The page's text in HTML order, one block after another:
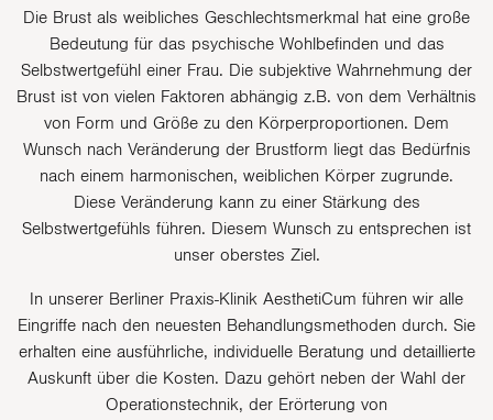
Die Brust als weibliches Geschlechtsmerkmal hat eine große
Bedeutung für das psychische Wohlbefinden und das
Selbstwertgefühl einer Frau. Die subjektive Wahrnehmung der
Brust ist von vielen Faktoren abhängig z.B. von dem Verhältnis
von Form und Größe zu den Körperproportionen. Dem
Wunsch nach Veränderung der Brustform liegt das Bedürfnis
nach einem harmonischen, weiblichen Körper zugrunde.
Diese Veränderung kann zu einer Stärkung des
Selbstwertgefühls führen. Diesem Wunsch zu entsprechen ist
unser oberstes Ziel.
In unserer Berliner Praxis-Klinik AesthetiCum führen wir alle
Eingriffe nach den neuesten Behandlungsmethoden durch. Sie
erhalten eine ausführliche, individuelle Beratung und detaillierte
Auskunft über die Kosten. Dazu gehört neben der Wahl der
Operationstechnik, der Erörterung von